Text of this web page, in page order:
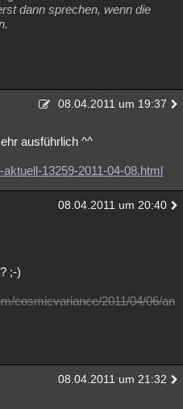
dann sprechen, wenn die
08.04.2011 um 19:37
ausführlich ^^
13259-2011-04-08.html
08.04.2011 um 20:40
;-)
cosmicvariance/2011/04/06/an
08.04.2011 um 21:32